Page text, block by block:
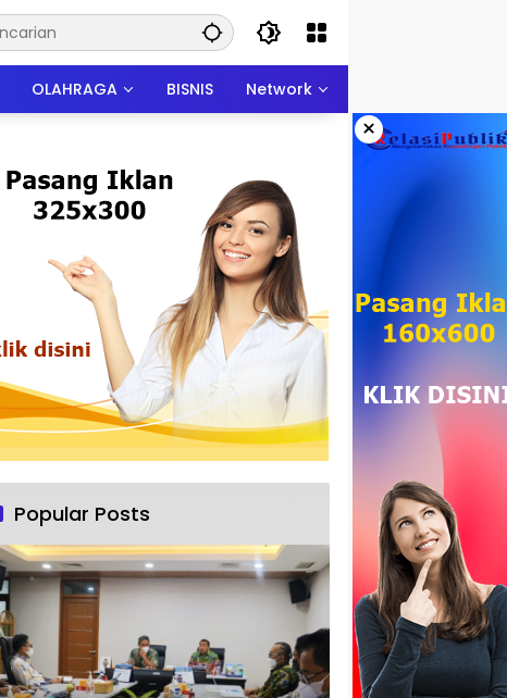
OLAHRAGA BISNIS Network
×
Popular Posts